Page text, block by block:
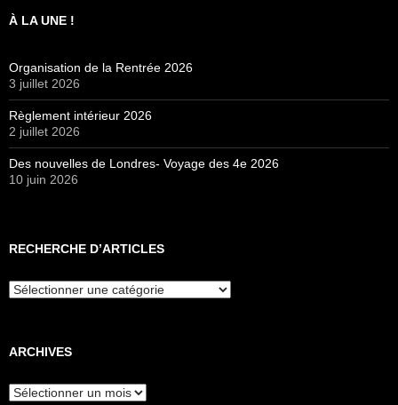
À LA UNE !
Organisation de la Rentrée 2026
3 juillet 2026
Règlement intérieur 2026
2 juillet 2026
Des nouvelles de Londres- Voyage des 4e 2026
10 juin 2026
RECHERCHE D’ARTICLES
Recherche
ARCHIVES
Archives